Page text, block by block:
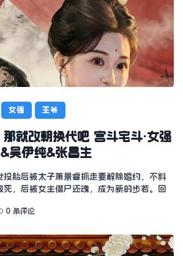
女强 王爷
就改朝换代吧 宫斗宅斗·女强
吴伊纯&张昌生
投胎后被太子萧景睿抓走要解除婚约，不料
，后被女主借尸还魂，成为新的步若。回
0 条评论